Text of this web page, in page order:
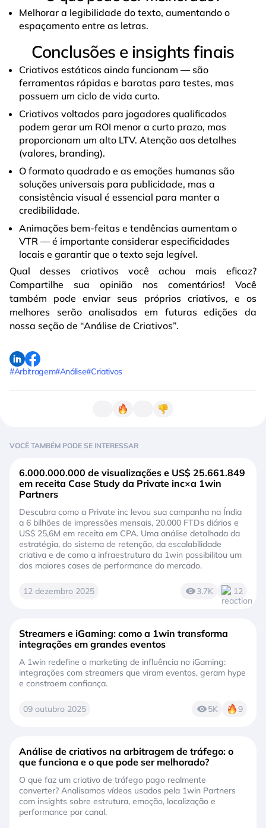
Melhorar a legibilidade do texto, aumentando o
espaçamento entre as letras.
Conclusões e insights finais
Criativos estáticos ainda funcionam — são
ferramentas rápidas e baratas para testes, mas
possuem um ciclo de vida curto.
Criativos voltados para jogadores qualificados
podem gerar um ROI menor a curto prazo, mas
proporcionam um alto LTV. Atenção aos detalhes
(valores, branding).
O formato quadrado e as emoções humanas são
soluções universais para publicidade, mas a
consistência visual é essencial para manter a
credibilidade.
Animações bem-feitas e tendências aumentam o
VTR — é importante considerar especificidades
locais e garantir que o texto seja legível.
Qual desses criativos você achou mais eficaz?
Compartilhe sua opinião nos comentários! Você
também pode enviar seus próprios criativos, e os
melhores serão analisados em futuras edições da
nossa seção de “Análise de Criativos”.
#Arbitragem#Análise#Criativos
VOCÊ TAMBÉM PODE SE INTERESSAR
6.000.000.000 de visualizações e US$ 25.661.849
em receita Case Study da Private inc×a 1win
Partners
Descubra como a Private inc levou sua campanha na Índia
a 6 bilhões de impressões mensais, 20.000 FTDs diários e
US$ 25,6M em receita em CPA. Uma análise detalhada da
estratégia, do sistema de retenção, da escalabilidade
criativa e de como a infraestrutura da 1win possibilitou um
dos maiores cases de performance do mercado.
12 dezembro 2025 3.7K 12
Streamers e iGaming: como a 1win transforma
integrações em grandes eventos
A 1win redefine o marketing de influência no iGaming:
integrações com streamers que viram eventos, geram hype
e constroem confiança.
09 outubro 2025 5K 9
Análise de criativos na arbitragem de tráfego: o
que funciona e o que pode ser melhorado?
O que faz um criativo de tráfego pago realmente
converter? Analisamos vídeos usados pela 1win Partners
com insights sobre estrutura, emoção, localização e
performance por canal.